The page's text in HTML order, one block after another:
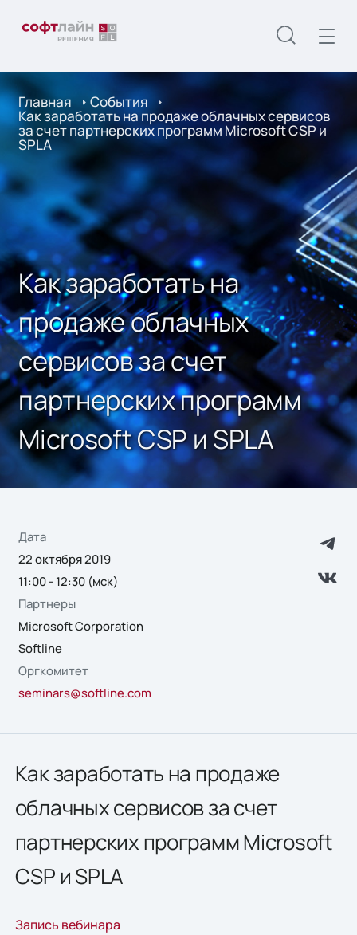
Главная События
Как заработать на продаже облачных сервисов
за счет партнерских программ Microsoft CSP и
SPLA
Как заработать на
продаже облачных
сервисов за счет
партнерских программ
Microsoft CSP и SPLA
Дата
22 октября 2019
11:00 - 12:30 (мск)
Партнеры
Microsoft Corporation
Softline
Оргкомитет
seminars@softline.com
Как заработать на продаже
облачных сервисов за счет
партнерских программ Microsoft
CSP и SPLA
Запись вебинара